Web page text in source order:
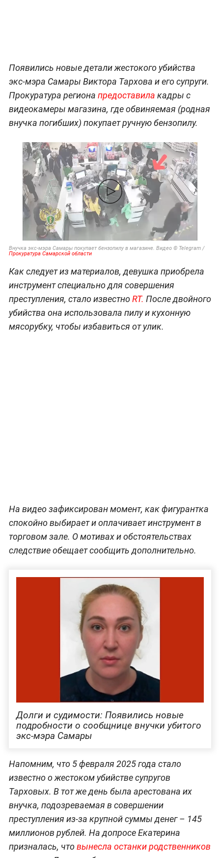
Появились новые детали жестокого убийства
экс-мэра Самары Виктора Тархова и его супруги.
Прокуратура региона предоставила кадры с
видеокамеры магазина, где обвиняемая (родная
внучка погибших) покупает ручную бензопилу.
Внучка экс-мэра Самары покупает бензопилу в магазине. Видео © Telegram /
Прокуратура Самарской области
Как следует из материалов, девушка приобрела
инструмент специально для совершения
преступления, стало известноRT. После двойного
убийства она использовала пилу и кухонную
мясорубку, чтобы избавиться от улик.
На видео зафиксирован момент, как фигурантка
спокойно выбирает и оплачивает инструмент в
торговом зале. О мотивах и обстоятельствах
следствие обещает сообщить дополнительно.
Долги и судимости: Появились новые
подробности о сообщнице внучки убитого
экс-мэра Самары
Напомним, что 5 февраля 2025 года стало
известно о жестоком убийстве супругов
Тарховых. В тот же день была арестована их
внучка, подозреваемая в совершении
преступления из-за крупной суммы денег – 145
миллионов рублей. На допросе Екатерина
призналась, чтовынесла останки родственников